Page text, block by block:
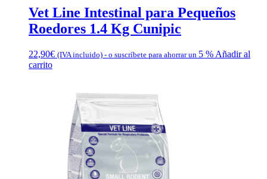
Vet Line Intestinal para Pequeños
Roedores 1.4 Kg Cunipic
22,90€ (IVA incluido) - o suscríbete para ahorrar un 5 % Añadir al
carrito